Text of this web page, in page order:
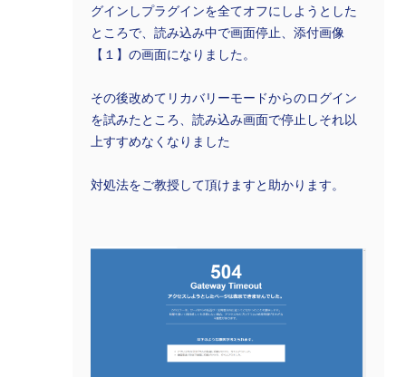
グインしプラグインを全てオフにしようとした
ところで、読み込み中で画面停止、添付画像
【１】の画面になりました。
その後改めてリカバリーモードからのログイン
を試みたところ、読み込み画面で停止しそれ以
上すすめなくなりました
対処法をご教授して頂けますと助かります。